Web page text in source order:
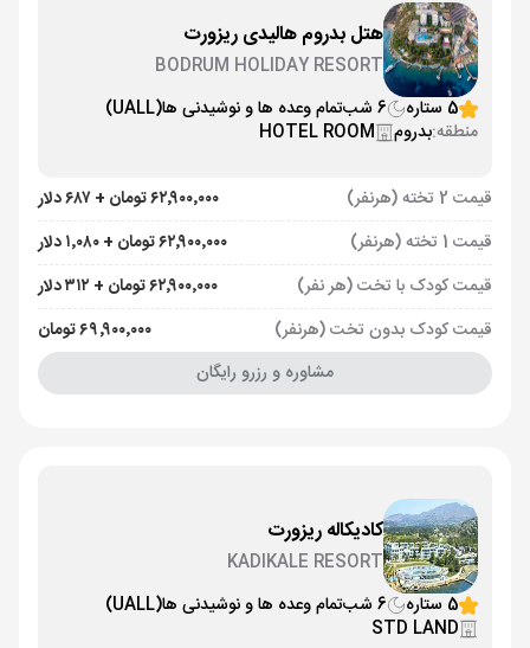
هتل بدروم هالیدی ریزورت
BODRUM HOLIDAY RESORT
5 ستاره
6 شب تمام وعده ها و نوشیدنی ها(UALL)
منطقه:بدروم HOTEL ROOM
قیمت 2 تخته (هرنفر)
۶۲٬۹۰۰٬۰۰۰ تومان + ۶۸۷ دلار
قیمت 1 تخته (هرنفر)
۶۲٬۹۰۰٬۰۰۰ تومان + ۱٬۰۸۰ دلار
قیمت کودک با تخت (هر نفر)
۶۲٬۹۰۰٬۰۰۰ تومان + ۳۱۲ دلار
قیمت کودک بدون تخت (هرنفر)
۶۹٬۹۰۰٬۰۰۰ تومان
مشاوره و رزرو رایگان
کادیکاله ریزورت
KADIKALE RESORT
5 ستاره
6 شب تمام وعده ها و نوشیدنی ها(UALL)
STD LAND